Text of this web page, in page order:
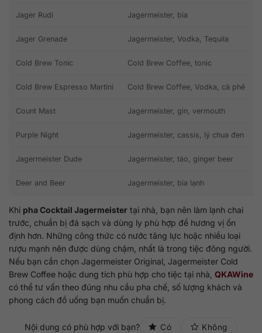
Jager Rudi Jagermeister, bia
Jager Grenade Jagermeister, Vodka, Tequila
Cold Brew Tonic Cold Brew Coffee, tonic
Cold Brew Espresso Martini Cold Brew Coffee, Vodka, cà phê
Count Mast Jagermeister, gin, vermouth
Purple Night Jagermeister, cassis, lý chua đen
Jagermeister Dude Jagermeister, táo, ginger beer
Deer and Beer Jagermeister, bia lạnh
Khi pha Cocktail Jagermeister tại nhà, bạn nên làm lạnh chai
trước, chuẩn bị đá sạch và dùng ly phù hợp để hương vị ổn
định hơn. Những công thức có nước tăng lực hoặc nhiều loại
rượu mạnh nên được dùng chậm, nhất là trong tiệc đông người.
Nếu bạn cần chọn Jagermeister Original, Jagermeister Cold
Brew Coffee hoặc dung tích phù hợp cho tiệc tại nhà, QKAWine
có thể tư vấn theo đúng nhu cầu pha chế, số lượng khách và
phong cách đồ uống bạn muốn chuẩn bị.
Nội dung có phù hợp với bạn? Có Không